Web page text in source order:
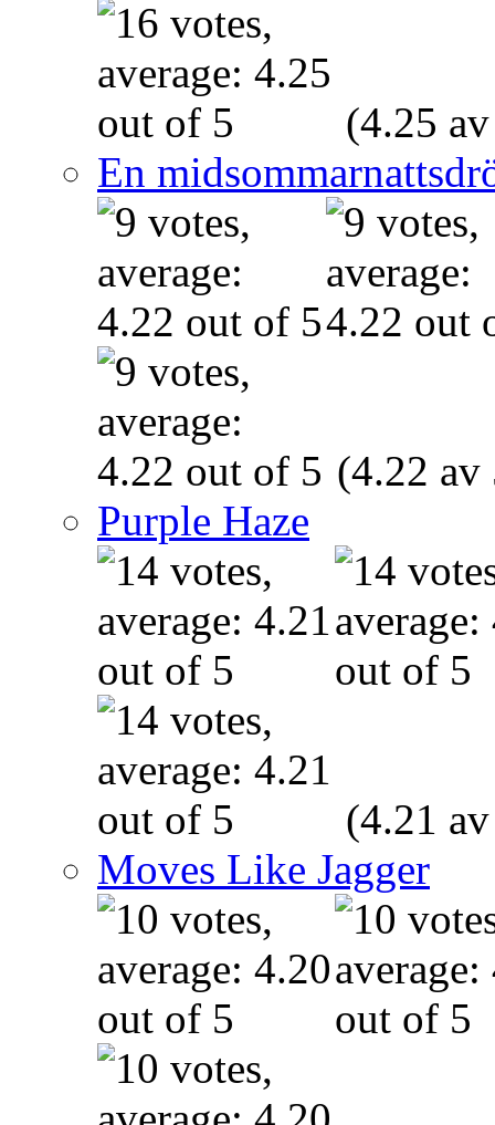
(4.25
En
(4.22 av
Purple Haze
(4.21
Moves Like Jagger